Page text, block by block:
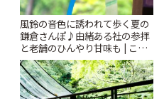
風鈴の音色に誘われて歩く夏の
鎌倉さんぽ♪由緒ある社の参拝
と老舗のひんやり甘味も | こと
りっぷ